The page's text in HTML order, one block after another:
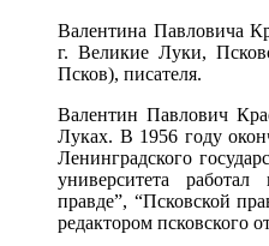
Валентина Павловича
г. Великие Луки,
Псков), писателя.
Валентин Павлович
Луках. В 1956 году
Ленинградского
университета
правде”, “Псковской
редактором псковского